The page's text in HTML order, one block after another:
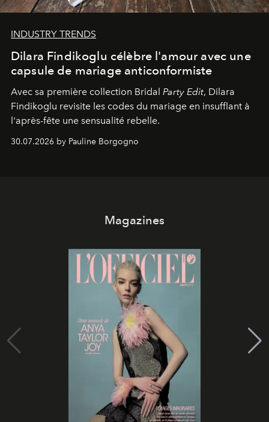
INDUSTRY TRENDS
Dilara Findikoglu célèbre l'amour avec une
capsule de mariage anticonformiste
Avec sa première collection Bridal Party Edit, Dilara
Findikoglu revisite les codes du mariage en insufflant à
l'après-fête une sensualité rebelle.
30.07.2026 by Pauline Borgogno
Magazines